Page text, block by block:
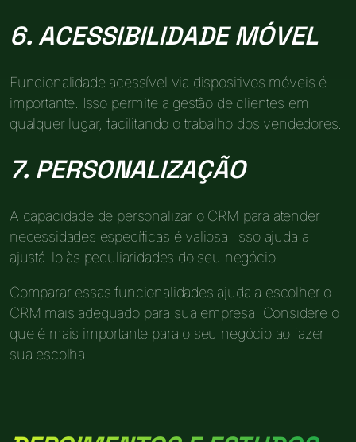
6. ACESSIBILIDADE MÓVEL
Funcionalidade acessível via dispositivos móveis é
importante. Isso permite a gestão de clientes em
qualquer lugar, facilitando o trabalho dos vendedores.
7. PERSONALIZAÇÃO
A capacidade de personalizar o CRM para atender
necessidades específicas é valiosa. Isso ajuda a
ajustá-lo às peculiaridades do seu negócio.
Comparar essas funcionalidades ajuda a escolher o
CRM mais adequado para sua empresa. Considere o
que é mais importante para o seu negócio ao fazer
sua escolha.